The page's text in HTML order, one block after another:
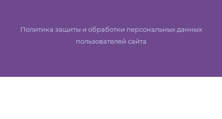
Политика защиты и обработки персональных данных
пользователей сайта